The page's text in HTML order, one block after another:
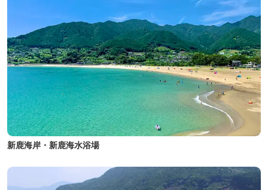
新鹿海岸・新鹿海水浴場